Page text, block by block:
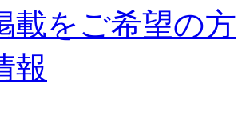
載をご希望の方
報